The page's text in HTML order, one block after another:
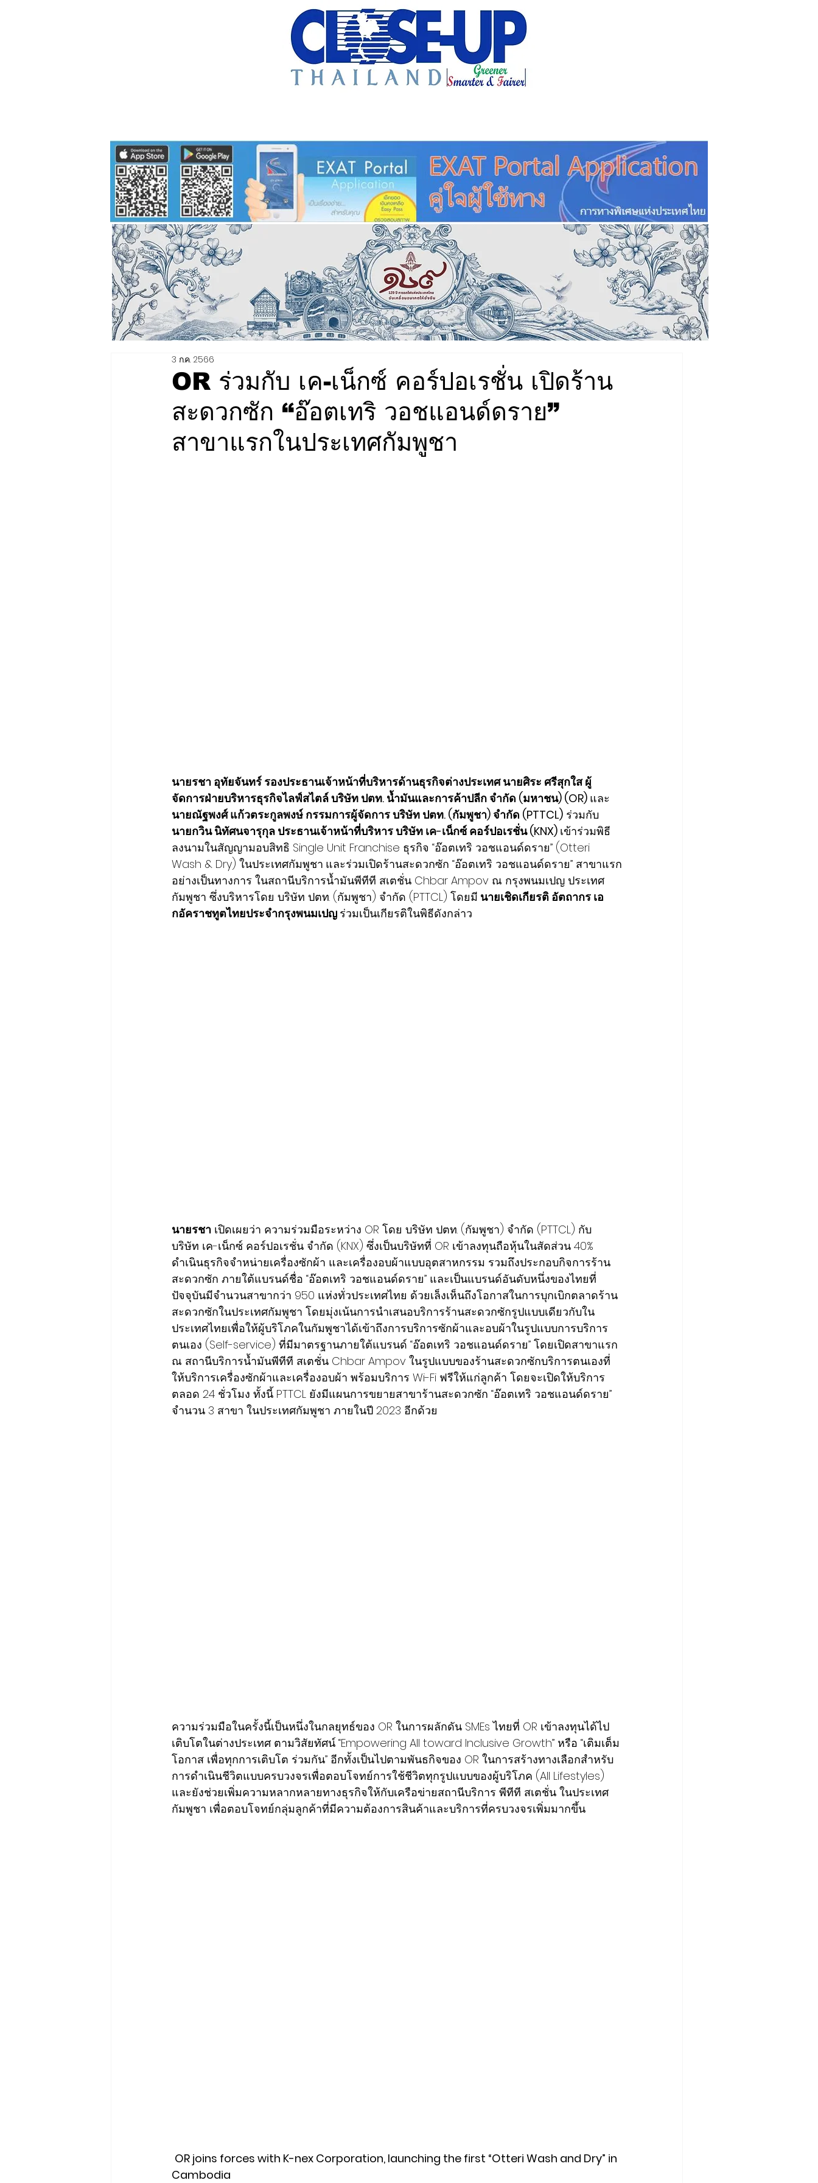
OR ร่วมกับ เค-เน็กซ์ คอร์ปอเรชั่น เปิดร้าน
สะดวกซัก “อ๊อตเทริ วอชแอนด์ดราย”
สาขาแรกในประเทศกัมพูชา
3 ก.ค. 2566
นายรชา อุทัยจันทร์ รองประธานเจ้าหน้าที่บริหารด้านธุรกิจต่างประเทศ นายศิระ ศรีสุกใส ผู้
จัดการฝ่ายบริหารธุรกิจไลฟ์สไตล์ บริษัท ปตท. น้ำมันและการค้าปลีก จำกัด (มหาชน) (OR) และ
นายณัฐพงศ์ แก้วตระกูลพงษ์ กรรมการผู้จัดการ บริษัท ปตท. (กัมพูชา) จำกัด (PTTCL) ร่วมกับ
นายกวิน นิทัศนจารุกุล ประธานเจ้าหน้าที่บริหาร บริษัท เค-เน็กซ์ คอร์ปอเรชั่น (KNX) เข้าร่วมพิธี
ลงนามในสัญญามอบสิทธิ Single Unit Franchise ธุรกิจ “อ๊อตเทริ วอชแอนด์ดราย” (Otteri
Wash & Dry) ในประเทศกัมพูชา และร่วมเปิดร้านสะดวกซัก “อ๊อตเทริ วอชแอนด์ดราย” สาขาแรก
อย่างเป็นทางการ ในสถานีบริการน้ำมันพีทีที สเตชั่น Chbar Ampov ณ กรุงพนมเปญ ประเทศ
กัมพูชา ซึ่งบริหารโดย บริษัท ปตท. (กัมพูชา) จำกัด (PTTCL) โดยมี นายเชิดเกียรติ อัตถากร เอ
กอัคราชทูตไทยประจำกรุงพนมเปญ ร่วมเป็นเกียรติในพิธีดังกล่าว
นายรชา เปิดเผยว่า ความร่วมมือระหว่าง OR โดย บริษัท ปตท. (กัมพูชา) จำกัด (PTTCL) กับ
บริษัท เค-เน็กซ์ คอร์ปอเรชั่น จำกัด (KNX) ซึ่งเป็นบริษัทที่ OR เข้าลงทุนถือหุ้นในสัดส่วน 40%
ดำเนินธุรกิจจำหน่ายเครื่องซักผ้า และเครื่องอบผ้าแบบอุตสาหกรรม รวมถึงประกอบกิจการร้าน
สะดวกซัก ภายใต้แบรนด์ชื่อ “อ๊อตเทริ วอชแอนด์ดราย” และเป็นแบรนด์อันดับหนึ่งของไทยที่
ปัจจุบันมีจำนวนสาขากว่า 950 แห่งทั่วประเทศไทย ด้วยเล็งเห็นถึงโอกาสในการบุกเบิกตลาดร้าน
สะดวกซักในประเทศกัมพูชา โดยมุ่งเน้นการนำเสนอบริการร้านสะดวกซักรูปแบบเดียวกับใน
ประเทศไทยเพื่อให้ผู้บริโภคในกัมพูชาได้เข้าถึงการบริการซักผ้าและอบผ้าในรูปแบบการบริการ
ตนเอง (Self-service) ที่มีมาตรฐานภายใต้แบรนด์ “อ๊อตเทริ วอชแอนด์ดราย” โดยเปิดสาขาแรก
ณ สถานีบริการน้ำมันพีทีที สเตชั่น Chbar Ampov ในรูปแบบของร้านสะดวกซักบริการตนเองที่
ให้บริการเครื่องซักผ้าและเครื่องอบผ้า พร้อมบริการ Wi-Fi ฟรีให้แก่ลูกค้า โดยจะเปิดให้บริการ
ตลอด 24 ชั่วโมง ทั้งนี้ PTTCL ยังมีแผนการขยายสาขาร้านสะดวกซัก “อ๊อตเทริ วอชแอนด์ดราย”
จำนวน 3 สาขา ในประเทศกัมพูชา ภายในปี 2023 อีกด้วย
ความร่วมมือในครั้งนี้เป็นหนึ่งในกลยุทธ์ของ OR ในการผลักดัน SMEs ไทยที่ OR เข้าลงทุนได้ไป
เติบโตในต่างประเทศ ตามวิสัยทัศน์ “Empowering All toward Inclusive Growth” หรือ “เติมเต็ม
โอกาส เพื่อทุกการเติบโต ร่วมกัน” อีกทั้งเป็นไปตามพันธกิจของ OR ในการสร้างทางเลือกสำหรับ
การดำเนินชีวิตแบบครบวงจรเพื่อตอบโจทย์การใช้ชีวิตทุกรูปแบบของผู้บริโภค (All Lifestyles)
และยังช่วยเพิ่มความหลากหลายทางธุรกิจให้กับเครือข่ายสถานีบริการ พีทีที สเตชั่น ในประเทศ
กัมพูชา เพื่อตอบโจทย์กลุ่มลูกค้าที่มีความต้องการสินค้าและบริการที่ครบวงจรเพิ่มมากขึ้น
OR joins forces with K-nex Corporation, launching the first “Otteri Wash and Dry” in
Cambodia